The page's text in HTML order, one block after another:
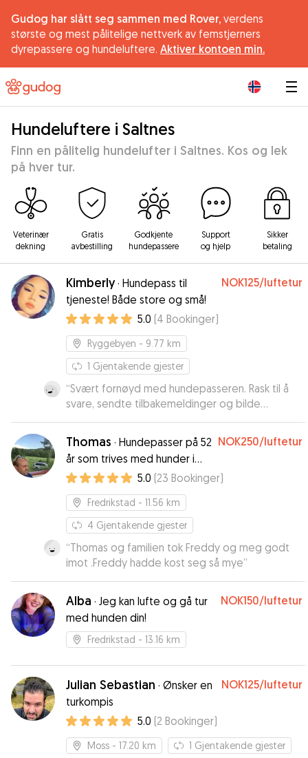
Gudog har slått seg sammen med Rover, verdens
største og mest pålitelige nettverk av femstjerners
dyrepassere og hundeluftere. Aktiver kontoen min.
Hundeluftere i Saltnes
Finn en pålitelig hundelufter i Saltnes. Kos og lek
på hver tur.
Veterinær
dekning
Gratis
avbestilling
Godkjente
hundepassere
Support
og hjelp
Sikker
betaling
Kimberly· Hundepass til
tjeneste! Både store og små!
NOK125/luftetur
5.0 (4 Bookinger)
Ryggebyen - 9.77 km
1 Gjentakende gjester
“Svært fornøyd med hundepasseren. Rask til å
svare, sendte tilbakemeldinger og bilde
underveis i perioden. Anbefales!”
Thomas · Hundepasser på 52
år som trives med hunder i
alle størrelser.
NOK250/luftetur
5.0 (23 Bookinger)
Fredrikstad - 11.56 km
4 Gjentakende gjester
“Thomas og familien tok Freddy og meg godt
imot .Freddy hadde kost seg så mye”
Alba · Jeg kan lufte og gå tur
med hunden din!
NOK150/luftetur
Fredrikstad - 13.16 km
Julian Sebastian · Ønsker en
turkompis
NOK125/luftetur
5.0 (2 Bookinger)
Moss - 17.20 km 1 Gjentakende gjester